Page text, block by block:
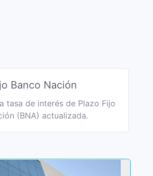
Banco Nación
tasa de interés de Plazo Fijo
(BNA) actualizada.